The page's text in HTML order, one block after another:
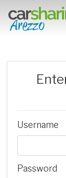
Skip to main
Username
Password